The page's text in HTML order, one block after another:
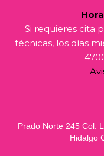
Si requieres cita
técnicas, los días
Prado Norte 245 Col.
Hidalgo